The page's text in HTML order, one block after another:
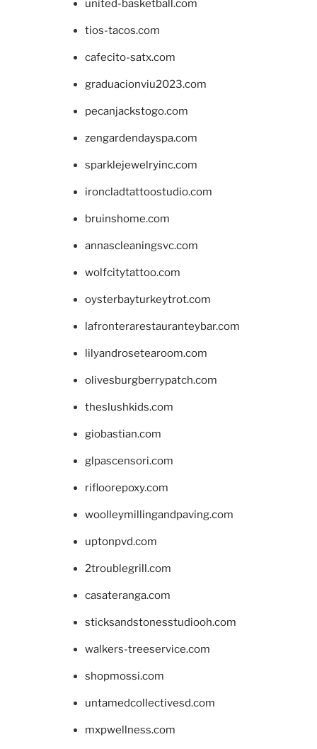
united-basketball.com
tios-tacos.com
cafecito-satx.com
graduacionviu2023.com
pecanjackstogo.com
zengardendayspa.com
sparklejewelryinc.com
ironcladtattoostudio.com
bruinshome.com
annascleaningsvc.com
wolfcitytattoo.com
oysterbayturkeytrot.com
lafronterarestauranteybar.com
lilyandrosetearoom.com
olivesburgberrypatch.com
theslushkids.com
giobastian.com
glpascensori.com
rifloorepoxy.com
woolleymillingandpaving.com
uptonpvd.com
2troublegrill.com
casateranga.com
sticksandstonesstudiooh.com
walkers-treeservice.com
shopmossi.com
untamedcollectivesd.com
mxpwellness.com